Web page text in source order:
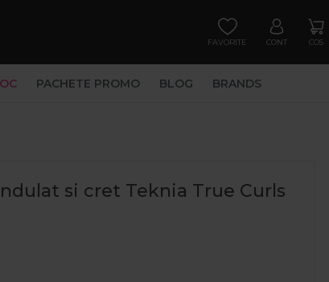
FAVORITE CONT COS
PACHETE PROMO BLOG BRANDS
si cret Teknia True Curls